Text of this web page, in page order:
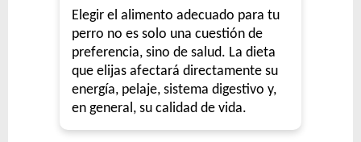
Elegir el alimento adecuado para tu
perro no es solo una cuestión de
preferencia, sino de salud. La dieta
que elijas afectará directamente su
energía, pelaje, sistema digestivo y,
en general, su calidad de vida.